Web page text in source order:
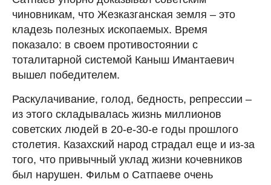
чиновникам, что Жезказганская земля – это
кладезь полезных ископаемых. Время
показало: в своем противостоянии с
тоталитарной системой Каныш Имантаевич
вышел победителем.
Раскулачивание, голод, бедность, репрессии –
из этого складывалась жизнь миллионов
советских людей в 20-е-30-е годы прошлого
столетия. Казахский народ страдал еще и из-за
того, что привычный уклад жизни кочевников
был нарушен. Фильм о Сатпаеве очень